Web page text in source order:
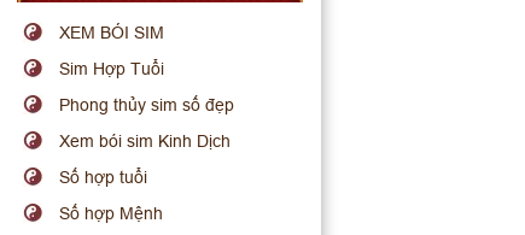
XEM BÓI SIM
Sim Hợp Tuổi
Phong thủy sim số đẹp
Xem bói sim Kinh Dịch
Số hợp tuổi
Số hợp Mệnh